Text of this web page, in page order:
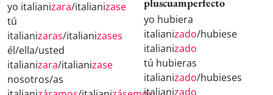
yo italianizara/italianizase
tú
italianizaras/italianizases
él/ella/usted
italianizara/italianizase
nosotros/as
yo hubiera
italianizado/hubiese
italianizado
tú hubieras
italianizado/hubieses
italianizado